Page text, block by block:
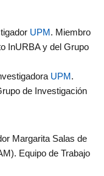
UPM. Miembro
InURBA y del Grupo
UPM.
de Investigación
Margarita Salas de
Equipo de Trabajo